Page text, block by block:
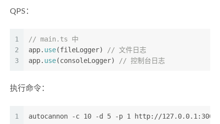
QPS：
1
2
3
// main.ts 中
app. use(fileLogger)
// 文件日志
app. use(consoleLogger) // 控制台日志
执行命令：
1 autocannon -c 10 -d 5 -p 1 http://127.0.0.1:3000